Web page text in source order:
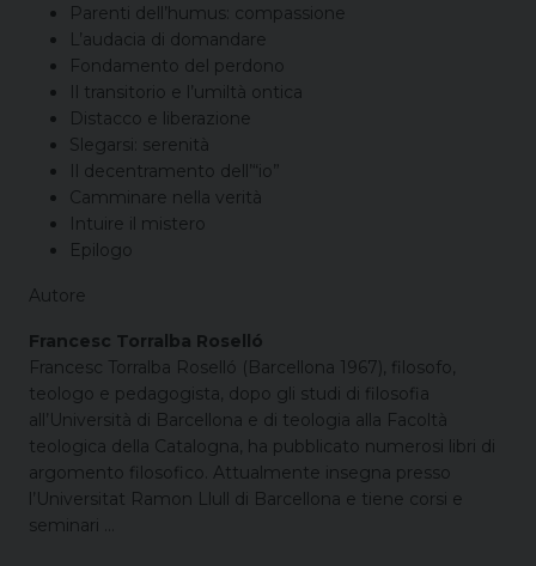
Parenti dell’humus: compassione
L’audacia di domandare
Fondamento del perdono
Il transitorio e l’umiltà ontica
Distacco e liberazione
Slegarsi: serenità
Il decentramento dell’“io”
Camminare nella verità
Intuire il mistero
Epilogo
Autore
Francesc Torralba Roselló
Francesc Torralba Roselló (Barcellona 1967), filosofo,
teologo e pedagogista, dopo gli studi di filosofia
all’Università di Barcellona e di teologia alla Facoltà
teologica della Catalogna, ha pubblicato numerosi libri di
argomento filosofico. Attualmente insegna presso
l’Universitat Ramon Llull di Barcellona e tiene corsi e
seminari …